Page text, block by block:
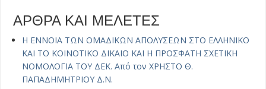
ΑΡΘΡΑ ΚΑΙ ΜΕΛΕΤΕΣ
Η ΕΝΝΟΙΑ ΤΩΝ ΟΜΑΔΙΚΩΝ ΑΠΟΛΥΣΕΩΝ ΣΤΟ ΕΛΛΗΝΙΚΟ
ΚΑΙ ΤΟ ΚΟΙΝΟΤΙΚΟ ΔΙΚΑΙΟ ΚΑΙ Η ΠΡΟΣΦΑΤΗ ΣΧΕΤΙΚΗ
ΝΟΜΟΛΟΓΙΑ ΤΟΥ ΔΕΚ. Από τον ΧΡΗΣΤΟ Θ.
ΠΑΠΑΔΗΜΗΤΡΙΟΥ Δ.Ν.